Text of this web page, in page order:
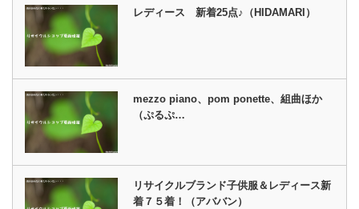
レディース 新着25点♪（HIDAMARI）
mezzo piano、pom ponette、組曲ほか
（ぷるぷ…
リサイクルブランド子供服＆レディース新
着７５着！（アババン）